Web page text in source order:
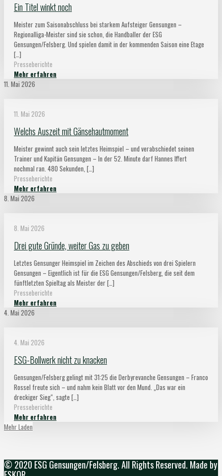
Ein Titel winkt noch
Meister zum Saisonabschluss bei starkem Aufsteiger Gensungen –
Regionalliga-Meister sind sie schon, die Handballer der ESG
Gensungen/Felsberg. Und spielen damit in der kommenden Saison eine Etage
[…]
Presseberichte
Mehr erfahren
11. Mai 2026
11. Mai 2026
Welchs Auszeit mit Gänsehautmoment
Meister gewinnt auch sein letztes Heimspiel – und verabschiedet seinen
Trainer und Kapitän Gensungen – In der 52. Minute darf Hannes Iffert
nochmal ran. 480 Sekunden, […]
Presseberichte
Mehr erfahren
8. Mai 2026
8. Mai 2026
Drei gute Gründe, weiter Gas zu geben
Letztes Gensunger Heimspiel im Zeichen des Abschieds von drei Spielern
Gensungen – Eigentlich ist für die ESG Gensungen/Felsberg, die seit dem
fünftletzten Spieltag als Meister der[…]
Presseberichte
Mehr erfahren
4. Mai 2026
4. Mai 2026
ESG-Bollwerk nicht zu knacken
Gensungen/Felsberg gelingt mit 31:25 die Derbyrevanche Gensungen – Franco
Rossel freute sich – und nahm kein Blatt vor den Mund. „Das war ein
dreckiger Sieg“, sagte […]
Presseberichte
Mehr erfahren
Mehr Laden
© 2020 ESG Gensungen/Felsberg. All Rights Reserved. Made by